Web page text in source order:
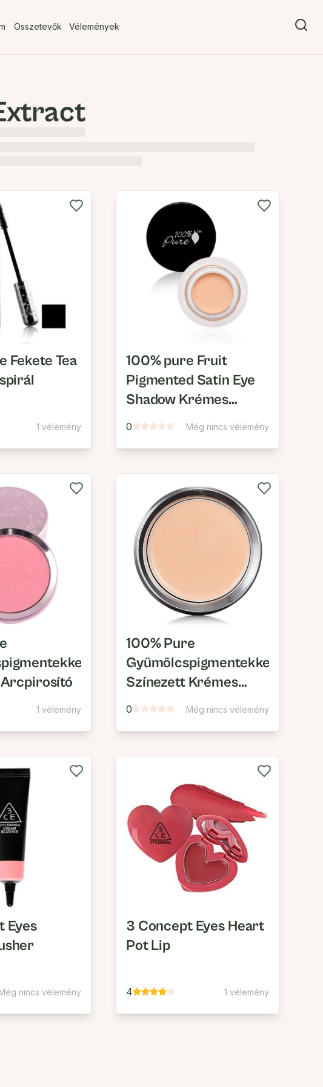
Összetevők Vélemények
Fekete Tea
1 vélemény
100% pure Fruit
Pigmented Satin Eye
Shadow Krémes
Szemhéjfesték
0 Még nincs vélemény
1 vélemény
100% Pure
Gyümölcspigmentekkel
Színezett Krémes
Alapozó
0 Még nincs vélemény
Eyes
nincs vélemény
3 Concept Eyes Heart
Pot Lip
4 1 vélemény